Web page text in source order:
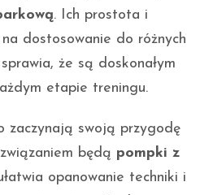
. Ich prostota i
dostosowanie do różnych
że są doskonałym
etapie treningu.
zaczynają swoją przygodę
będą pompki z
opanowanie techniki i